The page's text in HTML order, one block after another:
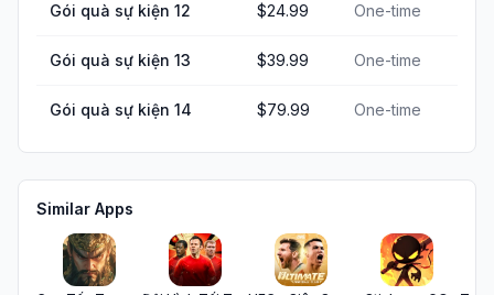
Gói quà sự kiện 12 $24.99 One-time
Gói quà sự kiện 13 $39.99 One-time
Gói quà sự kiện 14 $79.99 One-time
Similar Apps